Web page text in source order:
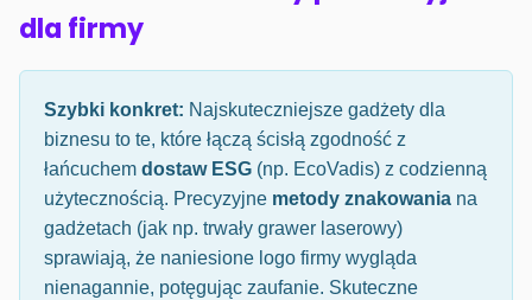
dla firmy
Szybki konkret: Najskuteczniejsze gadżety dla
biznesu to te, które łączą ścisłą zgodność z
łańcuchem dostaw ESG (np. EcoVadis) z codzienną
użytecznością. Precyzyjne metody znakowania na
gadżetach (jak np. trwały grawer laserowy)
sprawiają, że naniesione logo firmy wygląda
nienagannie, potęgując zaufanie. Skuteczne